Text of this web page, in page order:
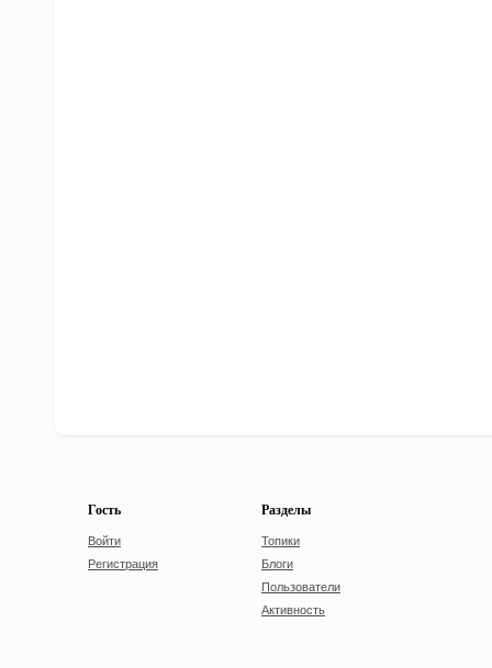
Гость
Войти
Регистрация
Разделы
Топики
Блоги
Пользователи
Активность